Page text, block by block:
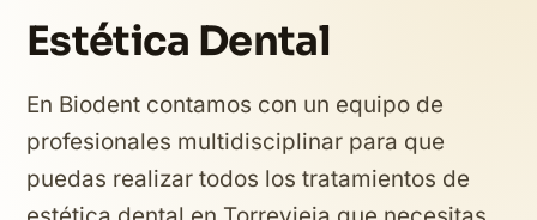
Estética Dental
En Biodent contamos con un equipo de
profesionales multidisciplinar para que
puedas realizar todos los tratamientos de